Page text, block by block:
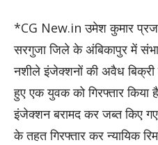
*CG New.in उमेश कुमार
सरगुजा जिले के अंबिकापुर में
नशीले इंजेक्शनों की अवैध बिक्री
हुए एक युवक को गिरफ्तार
इंजेक्शन बरामद कर जब्त किए
के तहत गिरफ्तार कर न्यायिक